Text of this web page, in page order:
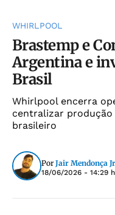
WHIRLPOOL
Brastemp e
Argentina e
Brasil
Whirlpool encerra
centralizar produção
brasileiro
Por Jair Mendonça Jr
18/06/2026 - 14:29 h